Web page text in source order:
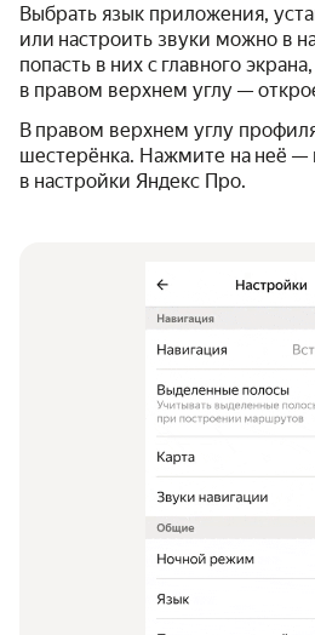
Выбрать язык приложения,
или настроить звуки можно в
попасть в них с главного
в правом верхнем углу —
В правом верхнем углу
шестерёнка. Нажмите на неё —
в настройки Яндекс Про.